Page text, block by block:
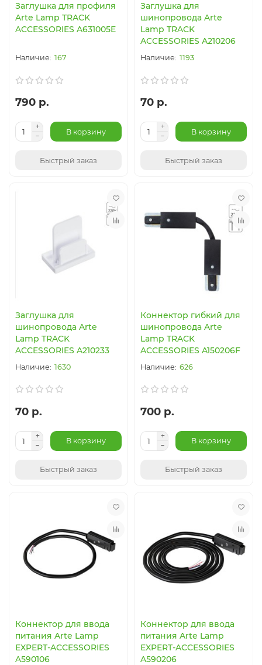
Заглушка для профиля
Arte Lamp TRACK
ACCESSORIES A631005E
167
790 р.
В корзину
Быстрый заказ
Заглушка для
шинопровода Arte
Lamp TRACK
ACCESSORIES A210206
1193
70 р.
В корзину
Быстрый заказ
Заглушка для
шинопровода Arte
Lamp TRACK
ACCESSORIES A210233
1630
70 р.
В корзину
Быстрый заказ
Коннектор гибкий для
шинопровода Arte
Lamp TRACK
ACCESSORIES A150206F
626
700 р.
В корзину
Быстрый заказ
Коннектор для ввода
питания Arte Lamp
EXPERT-ACCESSORIES
A590106
Коннектор для ввода
питания Arte Lamp
EXPERT-ACCESSORIES
A590206